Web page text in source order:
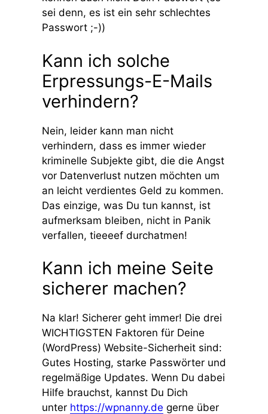
sei denn, es ist ein sehr schlechtes
Passwort ;-))
Kann ich solche
Erpressungs-E-Mails
verhindern?
Nein, leider kann man nicht
verhindern, dass es immer wieder
kriminelle Subjekte gibt, die die Angst
vor Datenverlust nutzen möchten um
an leicht verdientes Geld zu kommen.
Das einzige, was Du tun kannst, ist
aufmerksam bleiben, nicht in Panik
verfallen, tieeeef durchatmen!
Kann ich meine Seite
sicherer machen?
Na klar! Sicherer geht immer! Die drei
WICHTIGSTEN Faktoren für Deine
(WordPress) Website-Sicherheit sind:
Gutes Hosting, starke Passwörter und
regelmäßige Updates. Wenn Du dabei
Hilfe brauchst, kannst Du Dich
unter https://wpnanny.de gerne über